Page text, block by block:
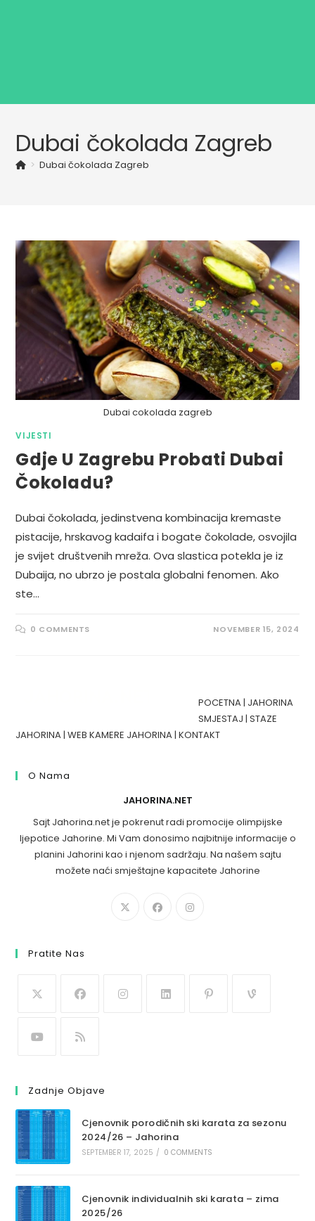
Dubai čokolada Zagreb
> Dubai čokolada Zagreb
Dubai cokolada zagreb
VIJESTI
Gdje U Zagrebu Probati Dubai
Čokoladu?
Dubai čokolada, jedinstvena kombinacija kremaste
pistacije, hrskavog kadaifa i bogate čokolade, osvojila
je svijet društvenih mreža. Ova slastica potekla je iz
Dubaija, no ubrzo je postala globalni fenomen. Ako
ste…
0 COMMENTS NOVEMBER 15, 2024
POCETNA | JAHORINA
SMJESTAJ |STAZE
JAHORINA |WEB KAMERE JAHORINA |KONTAKT
O Nama
JAHORINA.NET
Sajt Jahorina.net je pokrenut radi promocije olimpijske
ljepotice Jahorine. Mi Vam donosimo najbitnije informacije o
planini Jahorini kao i njenom sadržaju. Na našem sajtu
možete naći smještajne kapacitete Jahorine
Pratite Nas
Zadnje Objave
Cjenovnik porodičnih ski karata za sezonu
2024/26 – Jahorina
SEPTEMBER 17, 2025 / 0 COMMENTS
Cjenovnik individualnih ski karata – zima
2025/26